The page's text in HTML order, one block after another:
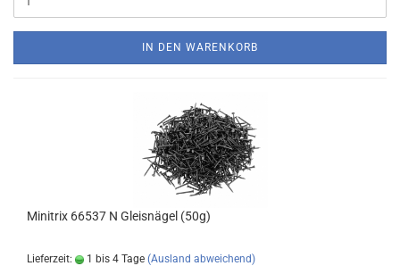
IN DEN WARENKORB
Minitrix 66537 N Gleisnägel (50g)
Lieferzeit: 1 bis 4 Tage (Ausland abweichend)